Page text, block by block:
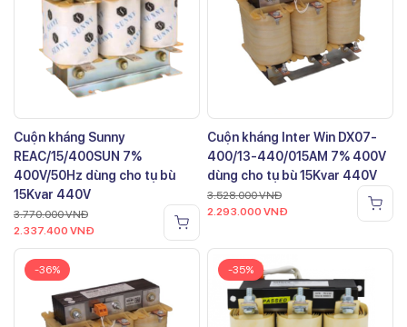
Cuộn kháng Sunny
REAC/15/400SUN 7%
400V/50Hz dùng cho tụ bù
15Kvar 440V
3.770.000VNĐ
2.337.400 VNĐ
Cuộn kháng Inter Win DX07-
400/13-440/015AM 7% 400V
dùng cho tụ bù 15Kvar 440V
3.528.000VNĐ
2.293.000 VNĐ
-36% -35%